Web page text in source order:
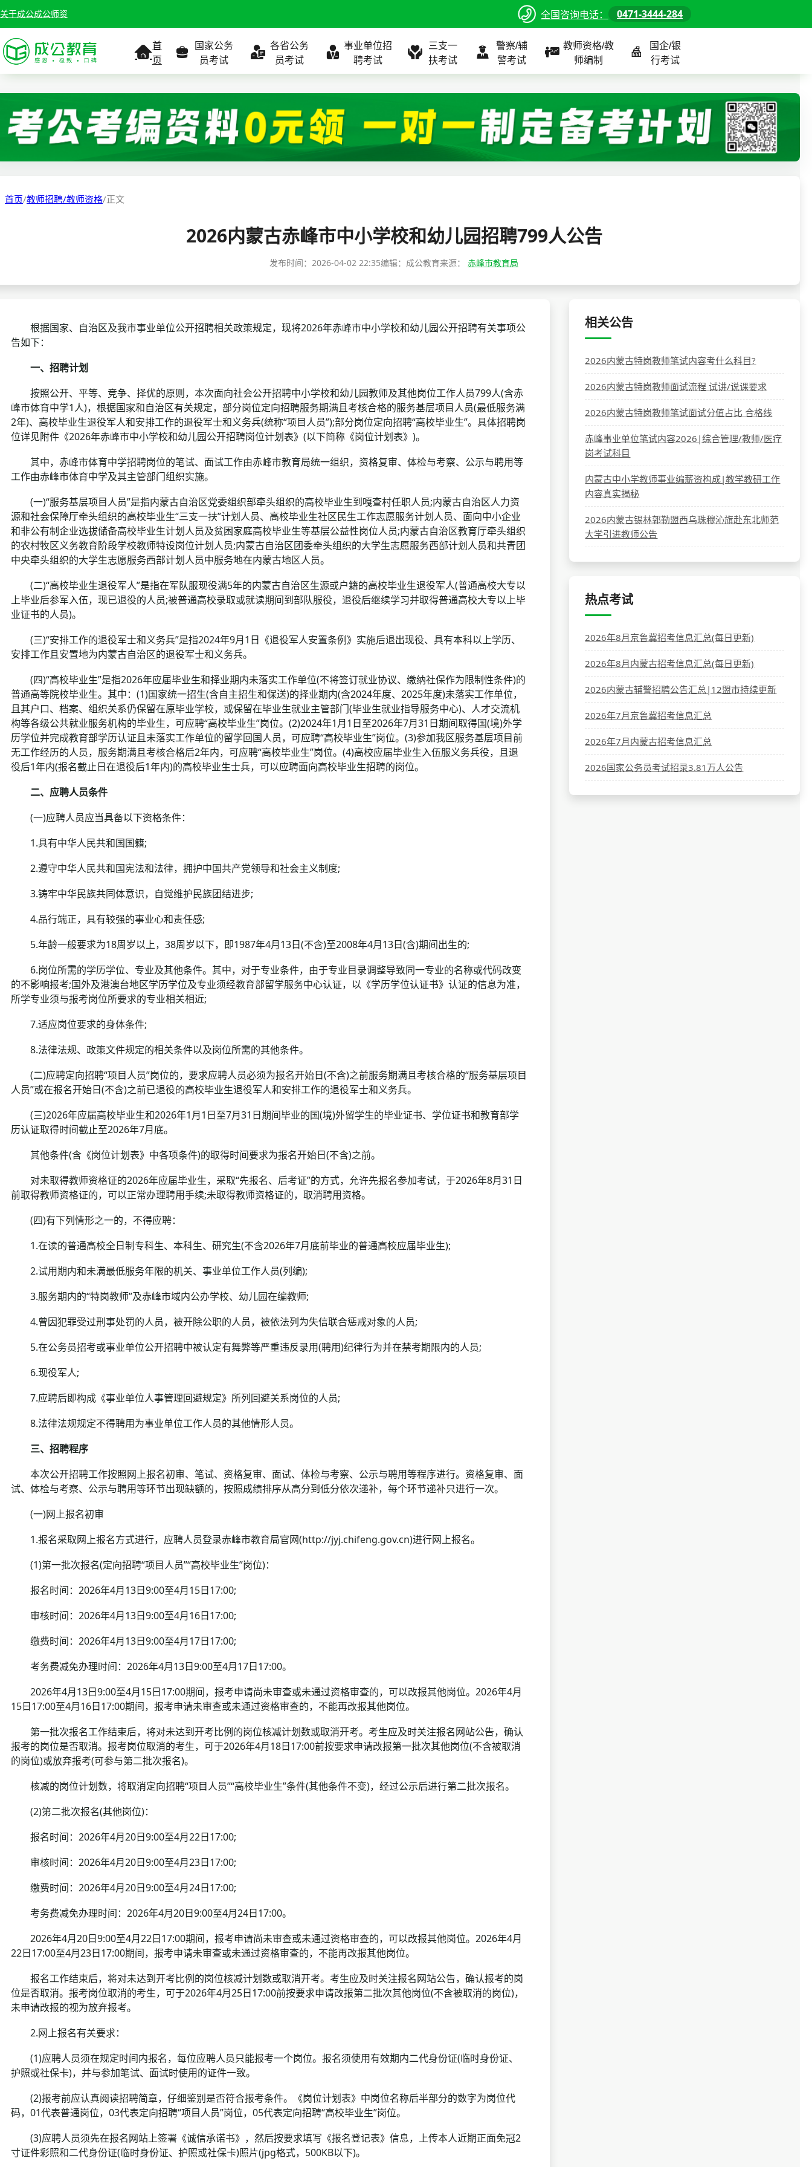
关于成公成公师资 全国咨询电话： 0471-3444-284
首
页
国家公务
员考试
考试公告
职位表
成绩查询
面试补录
历年真题
公务员课程
各省公务
员考试
考试公告
职位表
准考证打印
分数线
全国
北京
内蒙古
公务员课程
事业单位招
聘考试
考试公告
职位表
准考证打印
考试政策
分数线
全国
北京
内蒙古
事业单位课程
三支一
扶考试
考试公告
职位表
成绩查询
分数线
全国
北京
内蒙古
三支一扶课程
警察/辅
警考试
考试公告
职位表
面试补录
历年真题
全国
北京
内蒙古
警察/辅警课程
教师资格/教
师编制
考试公告
职位表
面试补录
历年真题
全国
北京
内蒙古
教师/资格课程
国企/银
行考试
考试公告
职位表
面试补录
历年真题
全国
北京
内蒙古
国企/银行课程
首页/教师招聘/教师资格/正文
2026内蒙古赤峰市中小学校和幼儿园招聘799人公告
发布时间： 2026-04-02 22:35编辑：成公教育来源： 赤峰市教育局
根据国家、自治区及我市事业单位公开招聘相关政策规定，现将2026年赤峰市中小学校和幼儿园公开招聘有关事项公
告如下：
一、招聘计划
按照公开、平等、竞争、择优的原则，本次面向社会公开招聘中小学校和幼儿园教师及其他岗位工作人员799人(含赤
峰市体育中学1人)，根据国家和自治区有关规定，部分岗位定向招聘服务期满且考核合格的服务基层项目人员(最低服务满
2年)、高校毕业生退役军人和安排工作的退役军士和义务兵(统称“项目人员”);部分岗位定向招聘“高校毕业生”。具体招聘岗
位详见附件《2026年赤峰市中小学校和幼儿园公开招聘岗位计划表》(以下简称《岗位计划表》)。
其中，赤峰市体育中学招聘岗位的笔试、面试工作由赤峰市教育局统一组织，资格复审、体检与考察、公示与聘用等
工作由赤峰市体育中学及其主管部门组织实施。
(一)“服务基层项目人员”是指内蒙古自治区党委组织部牵头组织的高校毕业生到嘎查村任职人员;内蒙古自治区人力资
源和社会保障厅牵头组织的高校毕业生“三支一扶”计划人员、高校毕业生社区民生工作志愿服务计划人员、面向中小企业
和非公有制企业选拔储备高校毕业生计划人员及贫困家庭高校毕业生等基层公益性岗位人员;内蒙古自治区教育厅牵头组织
的农村牧区义务教育阶段学校教师特设岗位计划人员;内蒙古自治区团委牵头组织的大学生志愿服务西部计划人员和共青团
中央牵头组织的大学生志愿服务西部计划人员中服务地在内蒙古地区人员。
(二)“高校毕业生退役军人”是指在军队服现役满5年的内蒙古自治区生源或户籍的高校毕业生退役军人(普通高校大专以
上毕业后参军入伍，现已退役的人员;被普通高校录取或就读期间到部队服役，退役后继续学习并取得普通高校大专以上毕
业证书的人员)。
(三)“安排工作的退役军士和义务兵”是指2024年9月1日《退役军人安置条例》实施后退出现役、具有本科以上学历、
安排工作且安置地为内蒙古自治区的退役军士和义务兵。
(四)“高校毕业生”是指2026年应届毕业生和择业期内未落实工作单位(不将签订就业协议、缴纳社保作为限制性条件)的
普通高等院校毕业生。其中：(1)国家统一招生(含自主招生和保送)的择业期内(含2024年度、2025年度)未落实工作单位，
且其户口、档案、组织关系仍保留在原毕业学校，或保留在毕业生就业主管部门(毕业生就业指导服务中心)、人才交流机
构等各级公共就业服务机构的毕业生，可应聘“高校毕业生”岗位。(2)2024年1月1日至2026年7月31日期间取得国(境)外学
历学位并完成教育部学历认证且未落实工作单位的留学回国人员，可应聘“高校毕业生”岗位。(3)参加我区服务基层项目前
无工作经历的人员，服务期满且考核合格后2年内，可应聘“高校毕业生”岗位。(4)高校应届毕业生入伍服义务兵役，且退
役后1年内(报名截止日在退役后1年内)的高校毕业生士兵，可以应聘面向高校毕业生招聘的岗位。
二、应聘人员条件
(一)应聘人员应当具备以下资格条件：
1.具有中华人民共和国国籍;
2.遵守中华人民共和国宪法和法律，拥护中国共产党领导和社会主义制度;
3.铸牢中华民族共同体意识，自觉维护民族团结进步;
4.品行端正，具有较强的事业心和责任感;
5.年龄一般要求为18周岁以上，38周岁以下，即1987年4月13日(不含)至2008年4月13日(含)期间出生的;
6.岗位所需的学历学位、专业及其他条件。其中，对于专业条件，由于专业目录调整导致同一专业的名称或代码改变
的不影响报考;国外及港澳台地区学历学位及专业须经教育部留学服务中心认证，以《学历学位认证书》认证的信息为准，
所学专业须与报考岗位所要求的专业相关相近;
7.适应岗位要求的身体条件;
8.法律法规、政策文件规定的相关条件以及岗位所需的其他条件。
(二)应聘定向招聘“项目人员”岗位的，要求应聘人员必须为报名开始日(不含)之前服务期满且考核合格的“服务基层项目
人员”或在报名开始日(不含)之前已退役的高校毕业生退役军人和安排工作的退役军士和义务兵。
(三)2026年应届高校毕业生和2026年1月1日至7月31日期间毕业的国(境)外留学生的毕业证书、学位证书和教育部学
历认证取得时间截止至2026年7月底。
其他条件(含《岗位计划表》中各项条件)的取得时间要求为报名开始日(不含)之前。
对未取得教师资格证的2026年应届毕业生，采取“先报名、后考证”的方式，允许先报名参加考试，于2026年8月31日
前取得教师资格证的，可以正常办理聘用手续;未取得教师资格证的，取消聘用资格。
(四)有下列情形之一的，不得应聘：
1.在读的普通高校全日制专科生、本科生、研究生(不含2026年7月底前毕业的普通高校应届毕业生);
2.试用期内和未满最低服务年限的机关、事业单位工作人员(列编);
3.服务期内的“特岗教师”及赤峰市域内公办学校、幼儿园在编教师;
4.曾因犯罪受过刑事处罚的人员，被开除公职的人员，被依法列为失信联合惩戒对象的人员;
5.在公务员招考或事业单位公开招聘中被认定有舞弊等严重违反录用(聘用)纪律行为并在禁考期限内的人员;
6.现役军人;
7.应聘后即构成《事业单位人事管理回避规定》所列回避关系岗位的人员;
8.法律法规规定不得聘用为事业单位工作人员的其他情形人员。
三、招聘程序
本次公开招聘工作按照网上报名初审、笔试、资格复审、面试、体检与考察、公示与聘用等程序进行。资格复审、面
试、体检与考察、公示与聘用等环节出现缺额的，按照成绩排序从高分到低分依次递补，每个环节递补只进行一次。
(一)网上报名初审
1.报名采取网上报名方式进行，应聘人员登录赤峰市教育局官网(http://jyj.chifeng.gov.cn)进行网上报名。
(1)第一批次报名(定向招聘“项目人员”“高校毕业生”岗位)：
报名时间：2026年4月13日9:00至4月15日17:00;
审核时间：2026年4月13日9:00至4月16日17:00;
缴费时间：2026年4月13日9:00至4月17日17:00;
考务费减免办理时间：2026年4月13日9:00至4月17日17:00。
2026年4月13日9:00至4月15日17:00期间，报考申请尚未审查或未通过资格审查的，可以改报其他岗位。2026年4月
15日17:00至4月16日17:00期间，报考申请未审查或未通过资格审查的，不能再改报其他岗位。
第一批次报名工作结束后，将对未达到开考比例的岗位核减计划数或取消开考。考生应及时关注报名网站公告，确认
报考的岗位是否取消。报考岗位取消的考生，可于2026年4月18日17:00前按要求申请改报第一批次其他岗位(不含被取消
的岗位)或放弃报考(可参与第二批次报名)。
核减的岗位计划数，将取消定向招聘“项目人员”“高校毕业生”条件(其他条件不变)，经过公示后进行第二批次报名。
(2)第二批次报名(其他岗位)：
报名时间：2026年4月20日9:00至4月22日17:00;
审核时间：2026年4月20日9:00至4月23日17:00;
缴费时间：2026年4月20日9:00至4月24日17:00;
考务费减免办理时间：2026年4月20日9:00至4月24日17:00。
2026年4月20日9:00至4月22日17:00期间，报考申请尚未审查或未通过资格审查的，可以改报其他岗位。2026年4月
22日17:00至4月23日17:00期间，报考申请未审查或未通过资格审查的，不能再改报其他岗位。
报名工作结束后，将对未达到开考比例的岗位核减计划数或取消开考。考生应及时关注报名网站公告，确认报考的岗
位是否取消。报考岗位取消的考生，可于2026年4月25日17:00前按要求申请改报第二批次其他岗位(不含被取消的岗位)，
未申请改报的视为放弃报考。
2.网上报名有关要求：
(1)应聘人员须在规定时间内报名，每位应聘人员只能报考一个岗位。报名须使用有效期内二代身份证(临时身份证、
护照或社保卡)，并与参加笔试、面试时使用的证件一致。
(2)报考前应认真阅读招聘简章，仔细鉴别是否符合报考条件。《岗位计划表》中岗位名称后半部分的数字为岗位代
码，01代表普通岗位，03代表定向招聘“项目人员”岗位，05代表定向招聘“高校毕业生”岗位。
(3)应聘人员须先在报名网站上签署《诚信承诺书》，然后按要求填写《报名登记表》信息，上传本人近期正面免冠2
寸证件彩照和二代身份证(临时身份证、护照或社保卡)照片(jpg格式，500KB以下)。
相关公告
2026内蒙古特岗教师笔试内容考什么科目?
2026内蒙古特岗教师面试流程 试讲/说课要求
2026内蒙古特岗教师笔试面试分值占比 合格线
赤峰事业单位笔试内容2026|综合管理/教师/医疗
岗考试科目
内蒙古中小学教师事业编薪资构成|教学教研工作
内容真实揭秘
2026内蒙古锡林郭勒盟西乌珠穆沁旗赴东北师范
大学引进教师公告
热点考试
2026年8月京鲁冀招考信息汇总(每日更新)
2026年8月内蒙古招考信息汇总(每日更新)
2026内蒙古辅警招聘公告汇总|12盟市持续更新
2026年7月京鲁冀招考信息汇总
2026年7月内蒙古招考信息汇总
2026国家公务员考试招录3.81万人公告